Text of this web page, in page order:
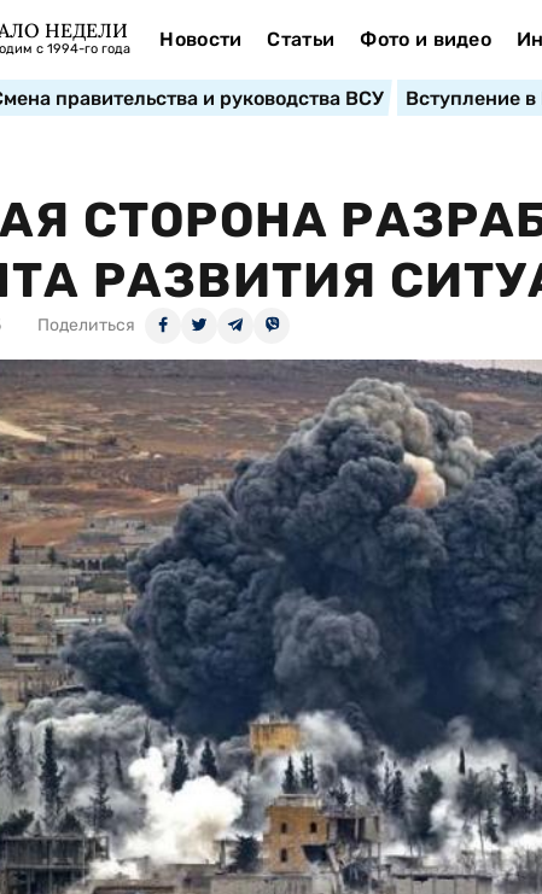
НЕДЕЛИ
с 1994-го года Новости Статьи Фото и видео
правительства и руководства ВСУ Вступление
СТОРОНА
РАЗВИТИЯ
Поделиться